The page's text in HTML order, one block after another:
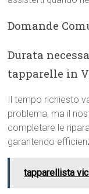
Domande
Durata
tapparelle in
Il tempo richiesto
problema, ma il
completare le
garantendo
tapparellista